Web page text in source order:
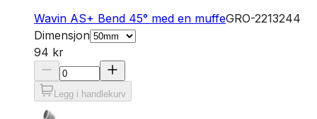
Wavin AS+ Bend 45° med en muffeGRO-2213244
Dimensjon
94 kr
Legg i handlekurv